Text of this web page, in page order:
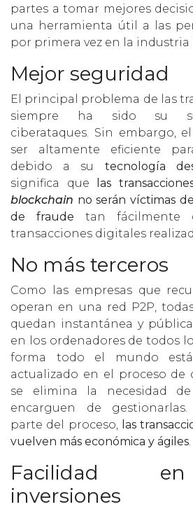
partes a tomar mejores
una herramienta útil a las
por primera vez en la
Mejor seguridad
El principal problema de las
siempre ha sido su
ciberataques. Sin embargo, el
ser altamente eficiente
debido a su tecnología
significa que
las
blockchain no serán víctimas
de fraude tan fácilmente
transacciones digitales
No más terceros
Como las empresas que
operan en una red P2P,
quedan instantánea y
en los ordenadores de todos
forma todo el mundo está
actualizado en el proceso de
se elimina la necesidad
encarguen de
parte del proceso, las
vuelven más económica y ágiles.
Facilidad
inversiones